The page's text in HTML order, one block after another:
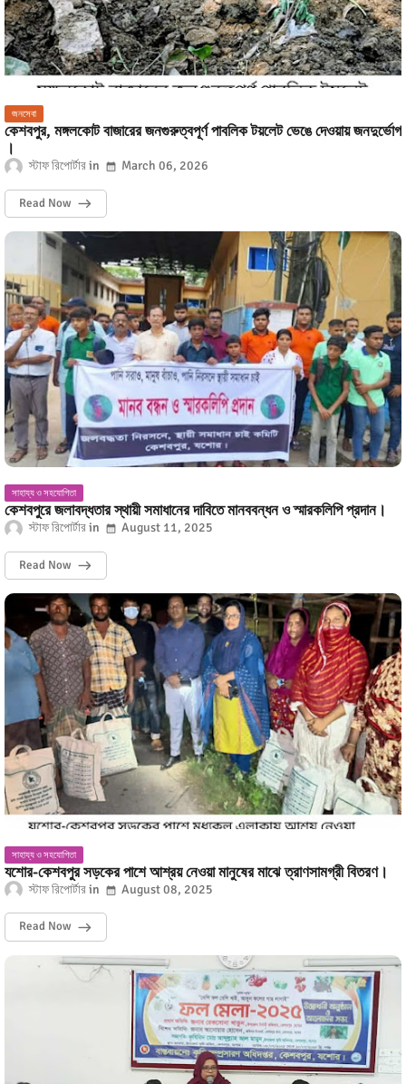
জনসেবা
কেশবপুর, মঙ্গলকোট বাজারের জনগুরুত্বপূর্ণ পাবলিক টয়লেট ভেঙে দেওয়ায় জনদুর্ভোগ
।
স্টাফ রিপোর্টার March 06, 2026
Read Now
সাহায্য ও সহযোগিতা
কেশবপুরে জলাবদ্ধতার স্থায়ী সমাধানের দাবিতে মানববন্ধন ও স্মারকলিপি প্রদান।
স্টাফ রিপোর্টার August 11, 2025
Read Now
সাহায্য ও সহযোগিতা
যশোর-কেশবপুর সড়কের পাশে আশ্রয় নেওয়া মানুষের মাঝে ত্রাণসামগ্রী বিতরণ।
স্টাফ রিপোর্টার August 08, 2025
Read Now